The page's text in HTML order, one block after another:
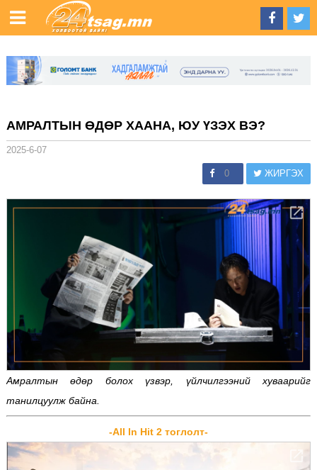
АМРАЛТЫН ӨДӨР ХААНА, ЮУ ҮЗЭХ ВЭ?
2025-6-07
0 ЖИРГЭХ
Амралтын өдөр болох үзвэр, үйлчилгээний хуваарийг
танилцуулж байна.
-All In Hit 2 тоглолт-